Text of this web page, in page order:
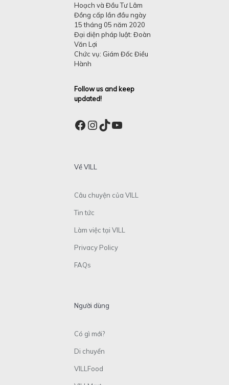
Hoạch và Đầu Tư Lâm
Đồng cấp lần đầu ngày
15 tháng 05 năm 2020
Đại diện pháp luật: Đoàn
Văn Lợi
Chức vụ: Giám Đốc Điều
Hành
Follow us and keep
updated!
Facebook
Instagram
TikTok
YouTube
Về VILL
Câu chuyện của VILL
Tin tức
Làm việc tại VILL
Privacy Policy
FAQs
Người dùng
Có gì mới?
Di chuyển
VILLFood